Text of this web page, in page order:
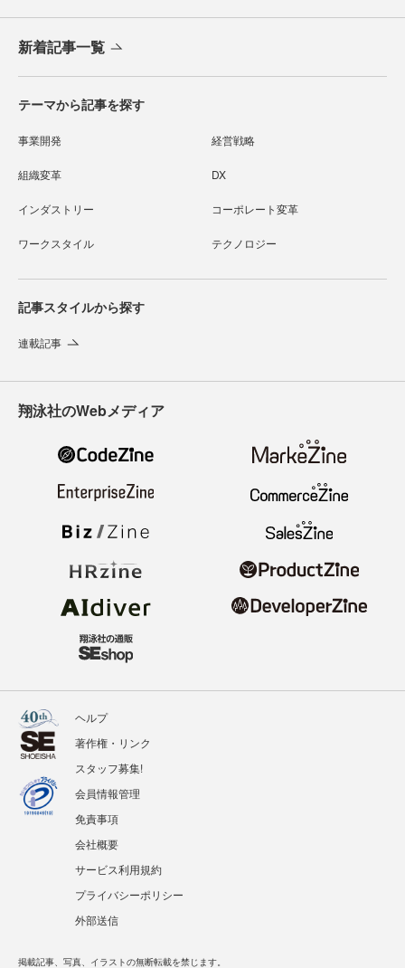
新着記事一覧
テーマから記事を探す
事業開発 経営戦略
組織変革 DX
インダストリー コーポレート変革
ワークスタイル テクノロジー
記事スタイルから探す
連載記事
翔泳社のWebメディア
ヘルプ
著作権・リンク
スタッフ募集!
会員情報管理
免責事項
会社概要
サービス利用規約
プライバシーポリシー
外部送信
掲載記事、写真、イラストの無断転載を禁じます。